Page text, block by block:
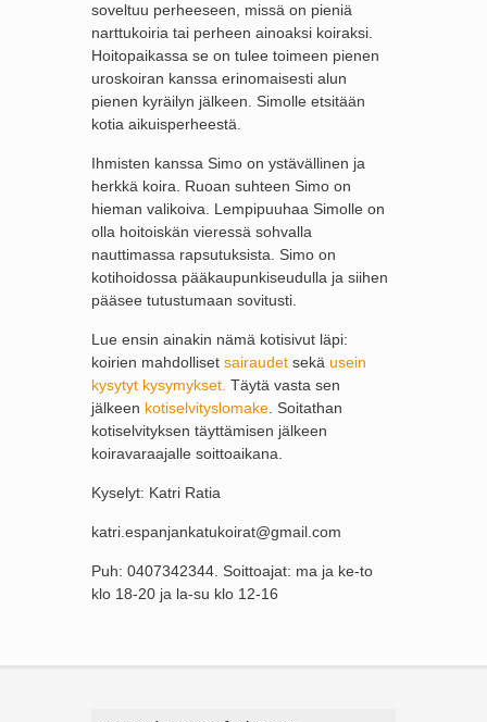
soveltuu perheeseen, missä on pieniä
narttukoiria tai perheen ainoaksi koiraksi.
Hoitopaikassa se on tulee toimeen pienen
uroskoiran kanssa erinomaisesti alun
pienen kyräilyn jälkeen. Simolle etsitään
kotia aikuisperheestä.
Ihmisten kanssa Simo on ystävällinen ja
herkkä koira. Ruoan suhteen Simo on
hieman valikoiva. Lempipuuhaa Simolle on
olla hoitoiskän vieressä sohvalla
nauttimassa rapsutuksista. Simo on
kotihoidossa pääkaupunkiseudulla ja siihen
pääsee tutustumaan sovitusti.
Lue ensin ainakin nämä kotisivut läpi:
koirien mahdolliset sairaudet sekä usein
kysytyt kysymykset. Täytä vasta sen
jälkeen kotiselvityslomake . Soitathan
kotiselvityksen täyttämisen jälkeen
koiravaraajalle soittoaikana.
Kyselyt: Katri Ratia
katri.espanjankatukoirat@gmail.com
Puh: 0407342344. Soittoajat: ma ja ke-to
klo 18-20 ja la-su klo 12-16